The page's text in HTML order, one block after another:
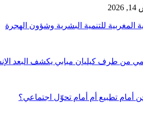
المغربية للتنمية البشرية وشؤون الهجرة
من طرف كيليان مبابي يكشف البعد
أمام تطبيع أم أمام تحوّل اجتماعي؟